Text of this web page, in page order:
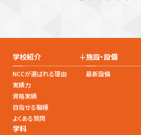
学校紹介 +
NCCが選ばれる理由
実績力
資格実績
目指せる職種
よくある質問
施設・設備
最新設備
学科